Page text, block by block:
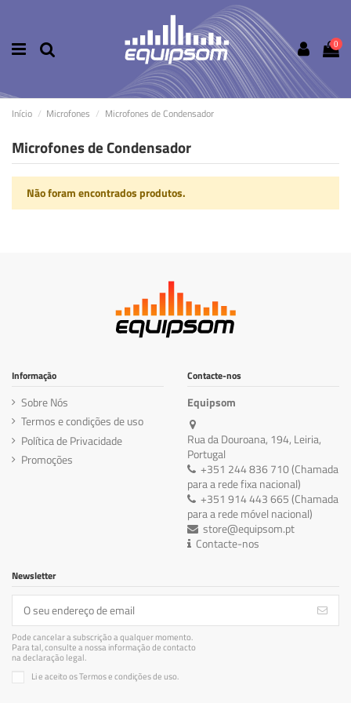
0
Início Microfones Microfones de Condensador
Microfones de Condensador
Não foram encontrados produtos.
Informação
Sobre Nós
Termos e condições de uso
Política de Privacidade
Promoções
Contacte-nos
Equipsom
Rua da Douroana, 194, Leiria,
Portugal
+351 244 836 710 (Chamada
para a rede fixa nacional)
+351 914 443 665 (Chamada
para a rede móvel nacional)
store@equipsom.pt
Contacte-nos
Newsletter
Pode cancelar a subscrição a qualquer momento.
Para tal, consulte a nossa informação de contacto
na declaração legal.
Li e aceito os Termos e condições de uso.